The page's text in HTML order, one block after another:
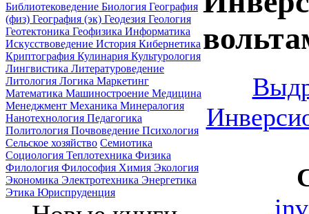
Библиотековедение Биология География
(физ) География (эк) Геодезия Геология
Геотектоника Геофизика Информатика
Искусствоведение История Кибернетика
Криптография Кулинария Культурология
Лингвистика Литературоведение
Литология Логика Маркетинг
Математика Машиностроение Медицина
Менеджмент Механика Минералогия
Нанотехнология Педагогика
Политология Почвоведение Психология
Сельское хозяйство Семиотика
Социология Теплотехника Физика
Филология Философия Химия Экология
Экономика Электротехника Энергетика
Этика Юриспруденция